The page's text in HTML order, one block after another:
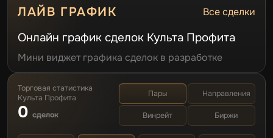
ЛАЙВ ГРАФИК Все сделки
Онлайн график сделок Культа Профита
Мини виджет графика сделок в разработке
Торговая статистика
Культа Профита
0 сделок
Пары Направления
Винрейт Биржи